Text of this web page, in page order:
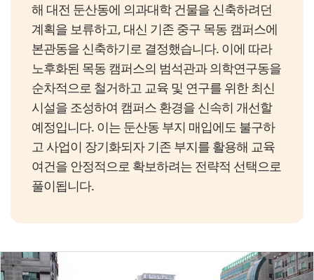
해 대전 둔산동에 의과대학 건물을 신축하려던
계획을 보류하고, 대신 기존 중구 목동 캠퍼스에
본관동을 신축하기로 결정했습니다. 이에 따라
노후화된 목동 캠퍼스의 범석관과 의학연구동을
순차적으로 철거하고 교육 및 연구를 위한 최신
시설을 조성하여 캠퍼스 환경을 신속히 개선할
예정입니다. 이는 둔산동 부지 매입에도 불구하
고 사업이 장기화되자 기존 부지를 활용해 교육
여건을 안정적으로 확보하려는 전략적 선택으로
풀이됩니다.